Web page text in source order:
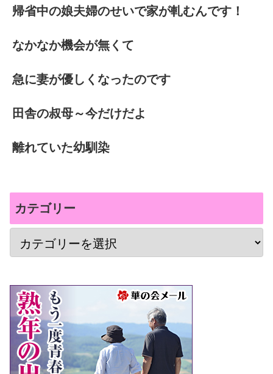
帰省中の娘夫婦のせいで家が軋むんです！
なかなか機会が無くて
急に妻が優しくなったのです
田舎の叔母～今だけだよ
離れていた幼馴染
カテゴリー